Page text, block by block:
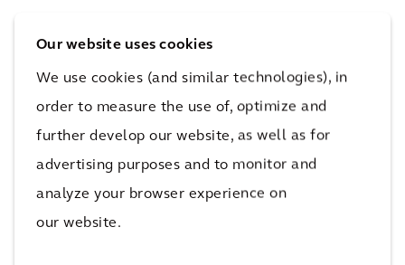
Our website uses cookies
We use cookies (and similar technologies), in
order to measure the use of, optimize and
further develop our website, as well as for
advertising purposes and to monitor and
analyze your browser experience on
our website.